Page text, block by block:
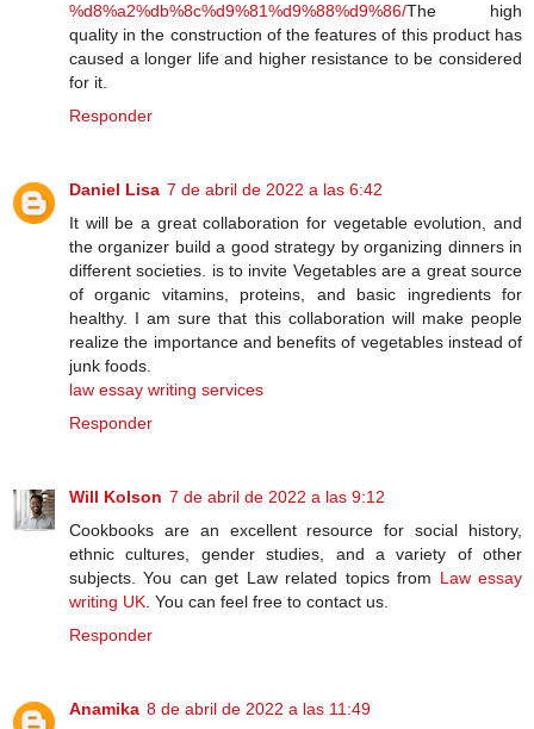
%d8%a2%db%8c%d9%81%d9%88%d9%86/The high
quality in the construction of the features of this product has
caused a longer life and higher resistance to be considered
for it.
Responder
Daniel Lisa 7 de abril de 2022 a las 6:42
It will be a great collaboration for vegetable evolution, and
the organizer build a good strategy by organizing dinners in
different societies. is to invite Vegetables are a great source
of organic vitamins, proteins, and basic ingredients for
healthy. I am sure that this collaboration will make people
realize the importance and benefits of vegetables instead of
junk foods.
law essay writing services
Responder
Will Kolson 7 de abril de 2022 a las 9:12
Cookbooks are an excellent resource for social history,
ethnic cultures, gender studies, and a variety of other
subjects. You can get Law related topics from Law essay
writing UK . You can feel free to contact us.
Responder
Anamika 8 de abril de 2022 a las 11:49